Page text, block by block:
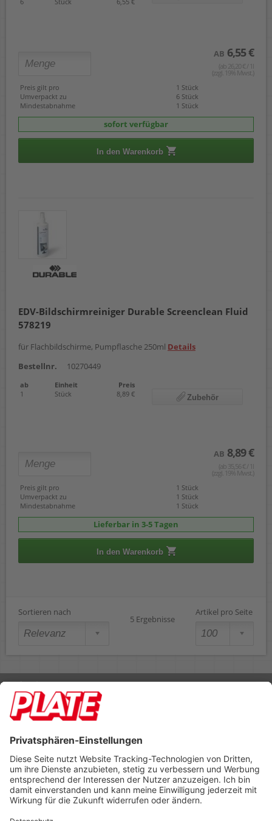
AB 6,55 €
(ab 26,20 € / 1l
(zzgl. 19% Mwst.)
Preis gilt pro
1 Stück
Umverpackt zu
6 Stück
Mindestabnahme
1 Stück
sofort verfügbar
In den Warenkorb
EDV-Bildschirmreiniger Durable Screenclean Fluid
578219
für Flachbildschirme, Pumpflasche 250ml Details
Bestellnr.
10270449
ab Einheit
Preis
1
Stück 8,89 € Zubehör
AB 8,89 €
(ab 35,56 € / 1l
(zzgl. 19% Mwst.)
Preis gilt pro
1 Stück
Umverpackt zu
1 Stück
Mindestabnahme
1 Stück
Lieferbar in 3-5 Tagen
In den Warenkorb
Sortieren nach
5 Ergebnisse
Artikel pro Seite
Rufen Sie uns an 04298 401-0
Lieferbedingungen Impressum
Footer anzeigen
PLATE Büromaterial Vertriebs GmbH
Hilligenwarf 5